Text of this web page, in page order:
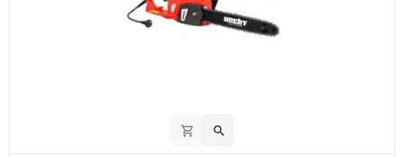
shopping_cart 